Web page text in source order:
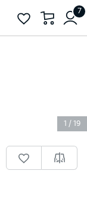
7
1 / 19